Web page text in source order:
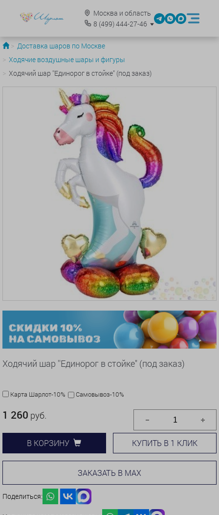
Москва и область
8 (499)444-27-46
Доставка шаров по Москве
Ходячие воздушные шары и фигуры
Ходячий шар ''Единорог в стойке" (под заказ)
Ходячий шар ''Единорог в стойке" (под заказ)
Карта Шарлот-10% Самовывоз-10%
1 260 руб.
В КОРЗИНУ КУПИТЬ В 1 КЛИК
ЗАКАЗАТЬ В MAX
Поделиться: